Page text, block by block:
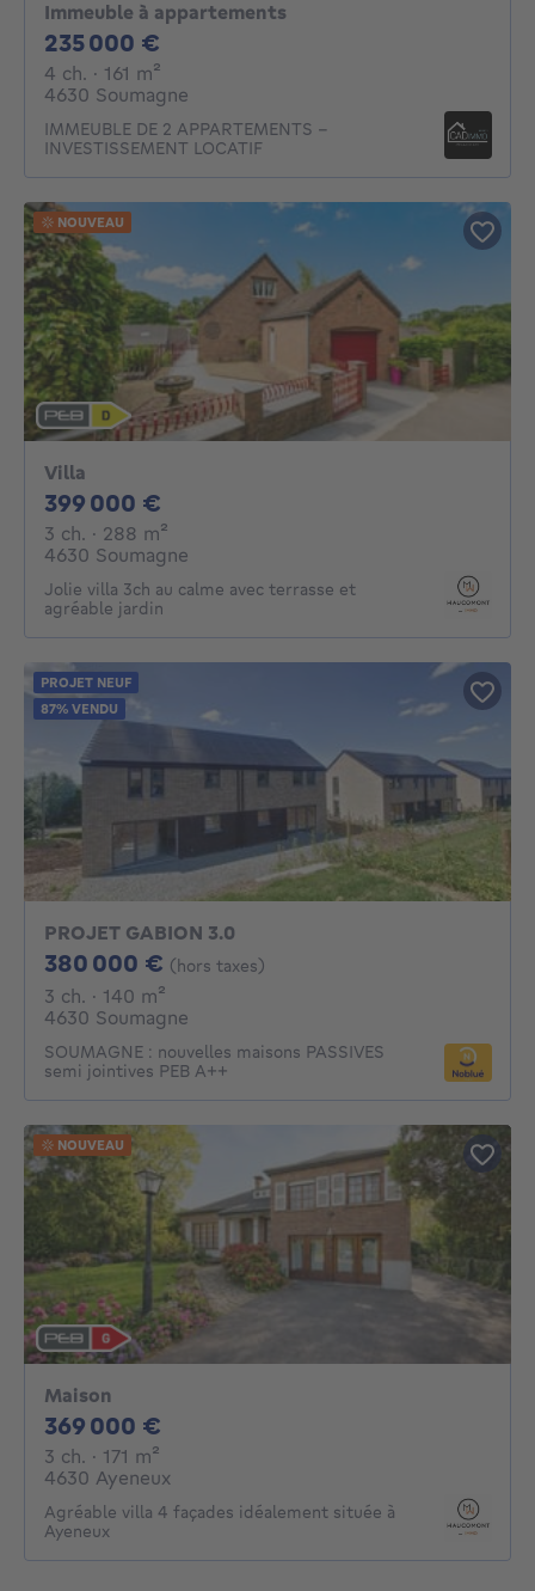
Immeuble à appartements
235 000 €
4 ch. 4 chambres
· 161 m²
4630 Soumagne
IMMEUBLE DE 2 APPARTEMENTS –
INVESTISSEMENT LOCATIF
Villa
399 000 €
3 ch. 3 chambres
· 288 m²
4630 Soumagne
Jolie villa 3ch au calme avec terrasse et
agréable jardin
NOUVEAU
PROJET GABION 3.0
380 000 € 380000€
(hors taxes)
3 ch. 3 chambres
· 140 m²
4630 Soumagne
SOUMAGNE : nouvelles maisons PASSIVES
semi jointives PEB A++
PROJET NEUF
87% VENDU
Maison
369 000 €
3 ch. 3 chambres
· 171 m²
4630 Ayeneux
Agréable villa 4 façades idéalement située à
Ayeneux
NOUVEAU